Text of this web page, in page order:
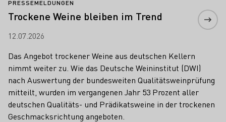
PRESSEMELDUNGEN
Trockene Weine bleiben im Trend
12.07.2026
Das Angebot trockener Weine aus deutschen Kellern
nimmt weiter zu. Wie das Deutsche Weininstitut (DWI)
nach Auswertung der bundesweiten Qualitätsweinprüfung
mitteilt, wurden im vergangenen Jahr 53 Prozent aller
deutschen Qualitäts- und Prädikatsweine in der trockenen
Geschmacksrichtung angeboten.